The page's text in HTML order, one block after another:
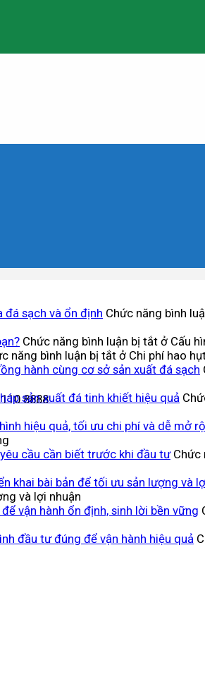
đá sạch và ổn định Chức năng bình
Chức năng bình luận bị tắt ở Cấu
năng bình luận bị tắt ở Chi phí hao
hành cùng cơ sở sản xuất đá sạch
sản xuất đá tinh khiết hiệu quả
hiệu quả, tối ưu chi phí và dễ mở
cầu cần biết trước khi đầu tư Chức
khai bài bản để tối ưu sản lượng và
và lợi nhuận
vận hành ổn định, sinh lời bền vững
đầu tư đúng để vận hành hiệu quả